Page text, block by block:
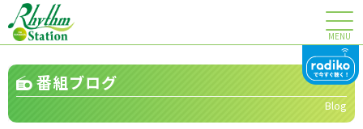
MENU
番組ブログ
Blog